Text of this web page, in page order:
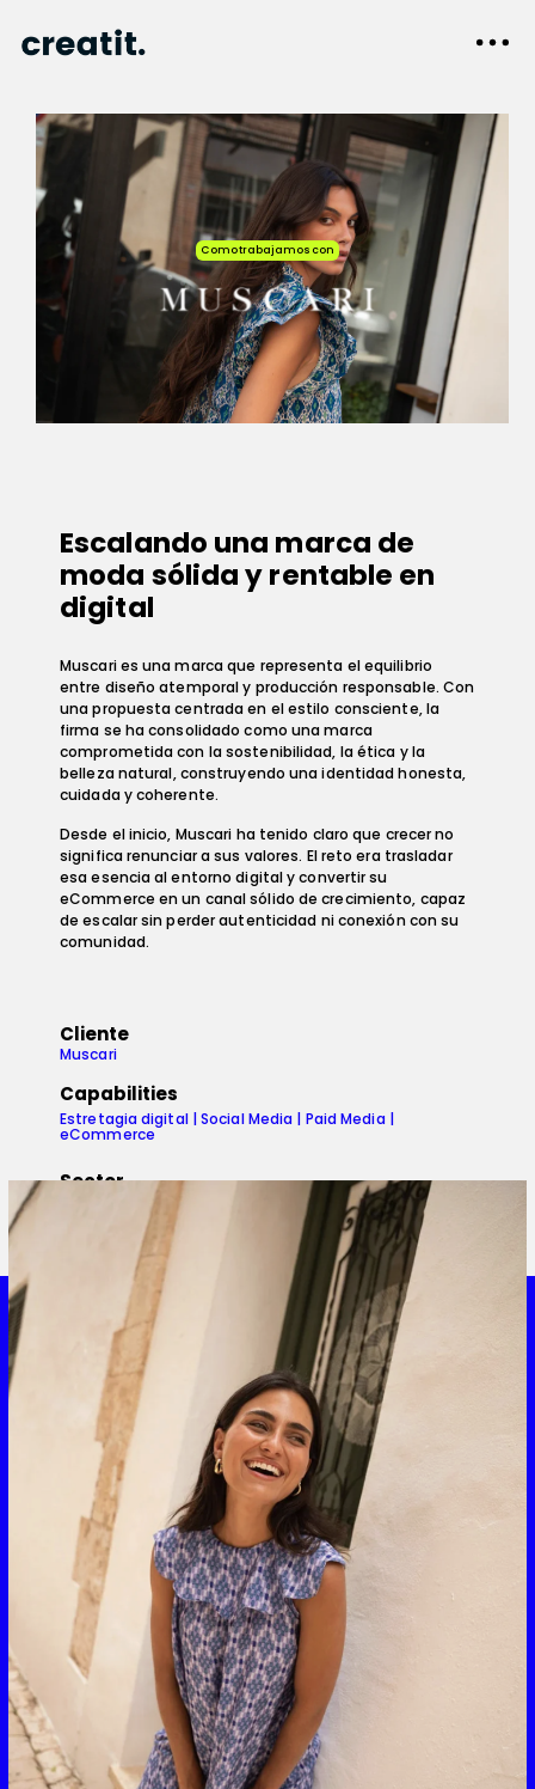
Como trabajamos con
Escalando una marca de
moda sólida y rentable en
digital
Muscari es una marca que representa el equilibrio
entre diseño atemporal y producción responsable. Con
una propuesta centrada en el estilo consciente, la
firma se ha consolidado como una marca
comprometida con la sostenibilidad, la ética y la
belleza natural, construyendo una identidad honesta,
cuidada y coherente.
Desde el inicio, Muscari ha tenido claro que crecer no
significa renunciar a sus valores. El reto era trasladar
esa esencia al entorno digital y convertir su
eCommerce en un canal sólido de crecimiento, capaz
de escalar sin perder autenticidad ni conexión con su
comunidad.
Cliente
Muscari
Capabilities
Estretagia digital | Social Media | Paid Media |
eCommerce
Sector
Moda y accesorios